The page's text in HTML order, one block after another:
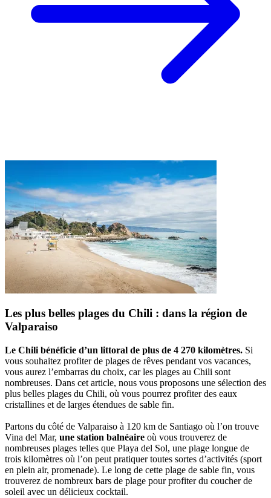
Les plus belles plages du Chili : dans la région de
Valparaiso
Le Chili bénéficie d’un littoral de plus de 4 270 kilomètres. Si
vous souhaitez profiter de plages de rêves pendant vos vacances,
vous aurez l’embarras du choix, car les plages au Chili sont
nombreuses. Dans cet article, nous vous proposons une sélection des
plus belles plages du Chili, où vous pourrez profiter des eaux
cristallines et de larges étendues de sable fin.
Partons du côté de Valparaiso à 120 km de Santiago où l’on trouve
Vina del Mar, une station balnéaire où vous trouverez de
nombreuses plages telles que Playa del Sol, une plage longue de
trois kilomètres où l’on peut pratiquer toutes sortes d’activités (sport
en plein air, promenade). Le long de cette plage de sable fin, vous
trouverez de nombreux bars de plage pour profiter du coucher de
soleil avec un délicieux cocktail.